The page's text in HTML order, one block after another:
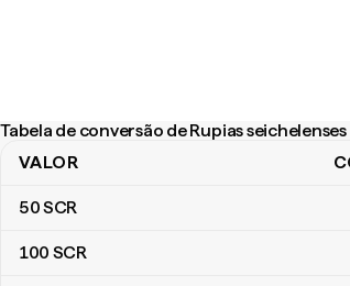
Tabela de conversão de Rupias
Tabela de conversão de Rupias seichelenses
VALOR
50SCR
100 SCR